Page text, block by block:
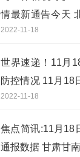
情最新通告今天
新通报
2022-11-18
世界速递！11月
防控情况 11月18
新通知
2022-11-18
焦点简讯:11月18
通报数据 甘肃甘